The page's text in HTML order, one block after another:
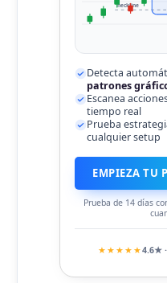
neckline
Detecta
patrones
Escanea
tiempo real
Prueba
cualquier setup
EMPIEZA TU
Prueba de 14 días
★★★★★4.6★